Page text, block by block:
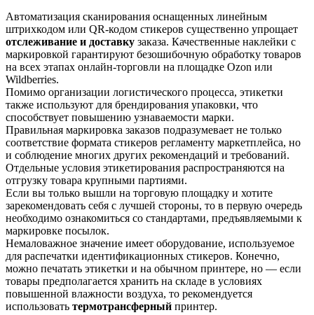
Автоматизация сканирования оснащенных линейным
штрихкодом или QR-кодом стикеров существенно упрощает
отслеживание и доставку заказа. Качественные наклейки с
маркировкой гарантируют безошибочную обработку товаров
на всех этапах онлайн-торговли на площадке Ozon или
Wildberries.
Помимо организации логистического процесса, этикетки
также используют для брендирования упаковки, что
способствует повышению узнаваемости марки.
Правильная маркировка заказов подразумевает не только
соответствие формата стикеров регламенту маркетплейса, но
и соблюдение многих других рекомендаций и требований.
Отдельные условия этикетирования распространяются на
отгрузку товара крупными партиями.
Если вы только вышли на торговую площадку и хотите
зарекомендовать себя с лучшей стороны, то в первую очередь
необходимо ознакомиться со стандартами, предъявляемыми к
маркировке посылок.
Немаловажное значение имеет оборудование, используемое
для распечатки идентификационных стикеров. Конечно,
можно печатать этикетки и на обычном принтере, но — если
товары предполагается хранить на складе в условиях
повышенной влажности воздуха, то рекомендуется
использовать термотрансферный принтер.